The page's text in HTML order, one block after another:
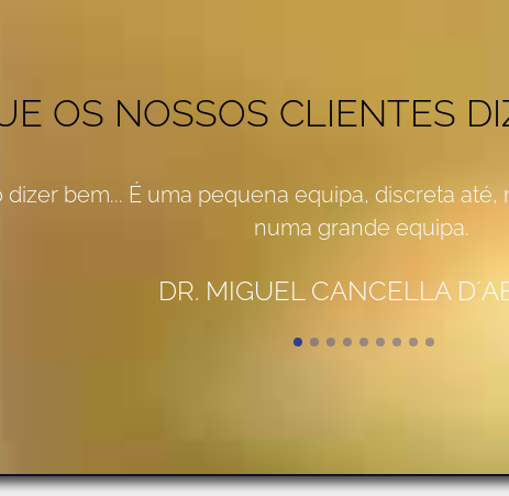
OS NOSSOS CLIENTES
dizer bem... É uma pequena equipa, discreta
numa grande equipa.
DR. MIGUEL CANCELLA